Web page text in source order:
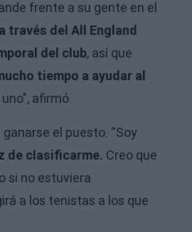
frente a su gente en el
través del All England
del club, así que
tiempo a ayudar al
afirmó.
el puesto. “Soy
de clasificarme. Creo que
si no estuviera
a los tenistas a los que